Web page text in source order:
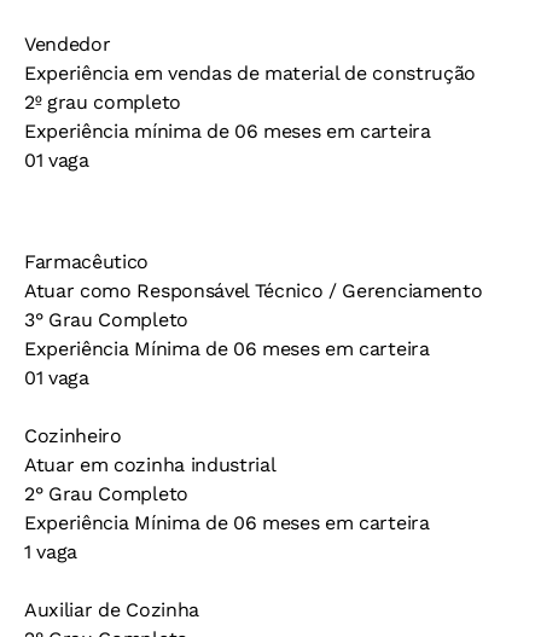
Vendedor
Experiência em vendas de material de construção
2º grau completo
Experiência mínima de 06 meses em carteira
01 vaga
Farmacêutico
Atuar como Responsável Técnico / Gerenciamento
3° Grau Completo
Experiência Mínima de 06 meses em carteira
01 vaga
Cozinheiro
Atuar em cozinha industrial
2° Grau Completo
Experiência Mínima de 06 meses em carteira
1 vaga
Auxiliar de Cozinha